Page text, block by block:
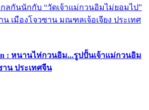
ลกันนักกับ “วัดเจ้าแม่กวนอิมไม่ยอมไป”
น เมืองโจวซาน มณฑลเจ้อเจียง ประเทศ
: หนานไห่กวนอิม...รูปปั้นเจ้าแม่กวนอิม
าน ประเทศจีน